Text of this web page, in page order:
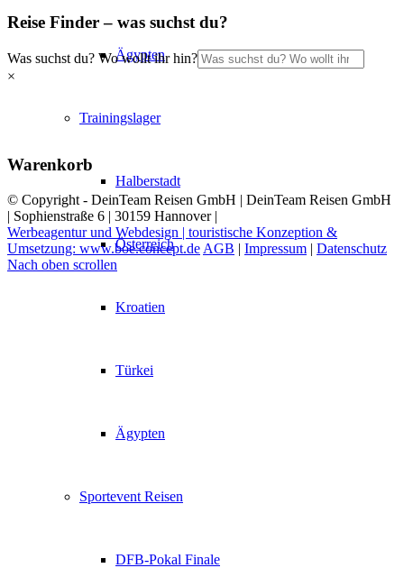
Ägypten
Trainingslager
Halberstadt
Österreich
Kroatien
Türkei
Ägypten
Sportevent Reisen
DFB-Pokal Finale
Reise Finder – was suchst du?
Was suchst du? Wo wollt ihr hin?
×
Warenkorb
© Copyright - DeinTeam Reisen GmbH | DeinTeam Reisen GmbH
| Sophienstraße 6 | 30159 Hannover |
Werbeagentur und Webdesign | touristische Konzeption &
Umsetzung: www.boe.concept.de AGB | Impressum | Datenschutz
Nach oben scrollen